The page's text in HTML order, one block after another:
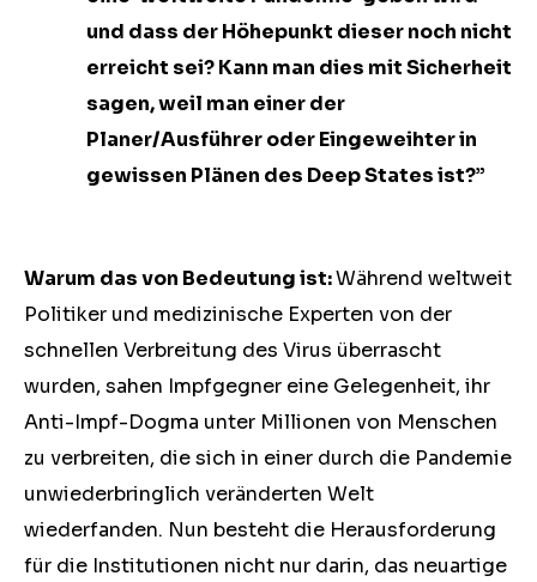
und dass der Höhepunkt dieser noch nicht
erreicht sei? Kann man dies mit Sicherheit
sagen, weil man einer der
Planer/Ausführer oder Eingeweihter in
gewissen Plänen des Deep States ist?”
Warum das von Bedeutung ist:Während weltweit
Politiker und medizinische Experten von der
schnellen Verbreitung des Virus überrascht
wurden, sahen Impfgegner eine Gelegenheit, ihr
Anti-Impf-Dogma unter Millionen von Menschen
zu verbreiten, die sich in einer durch die Pandemie
unwiederbringlich veränderten Welt
wiederfanden. Nun besteht die Herausforderung
für die Institutionen nicht nur darin, das neuartige